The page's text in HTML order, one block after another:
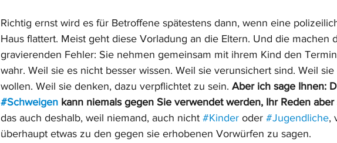
Richtig ernst wird es für Betroffene spätestens dann, wenn eine
Haus flattert. Meist geht diese Vorladung an die Eltern. Und die machen
gravierenden Fehler: Sie nehmen gemeinsam mit ihrem Kind den
wahr. Weil sie es nicht besser wissen. Weil sie verunsichert sind. Weil
wollen. Weil sie denken, dazu verpflichtet zu sein. Aber ich sage Ihnen:
#Schweigen kann niemals gegen Sie verwendet werden, Ihr Reden aber
das auch deshalb, weil niemand, auch nicht #Kinder oder #Jugendliche,
überhaupt etwas zu den gegen sie erhobenen Vorwürfen zu sagen.